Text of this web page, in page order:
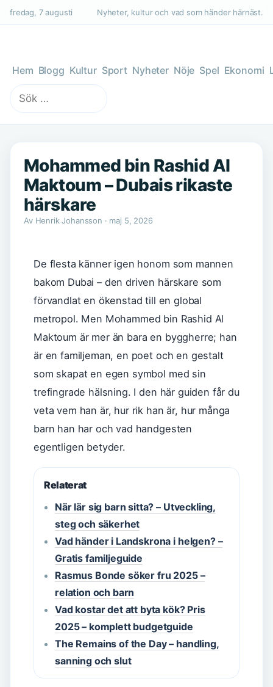
fredag, 7 augusti Nyheter, kultur och vad som händer härnäst.
Hem Blogg Kultur Sport Nyheter Nöje Spel Ekonomi
Sök
efter:
Mohammed bin Rashid Al
Maktoum – Dubais rikaste
härskare
Av Henrik Johansson · maj 5, 2026
De flesta känner igen honom som mannen
bakom Dubai – den driven härskare som
förvandlat en ökenstad till en global
metropol. Men Mohammed bin Rashid Al
Maktoum är mer än bara en byggherre; han
är en familjeman, en poet och en gestalt
som skapat en egen symbol med sin
trefingrade hälsning. I den här guiden får du
veta vem han är, hur rik han är, hur många
barn han har och vad handgesten
egentligen betyder.
Relaterat
När lär sig barn sitta? – Utveckling,
steg och säkerhet
Vad händer i Landskrona i helgen? –
Gratis familjeguide
Rasmus Bonde söker fru 2025 –
relation och barn
Vad kostar det att byta kök? Pris
2025 – komplett budgetguide
The Remains of the Day – handling,
sanning och slut